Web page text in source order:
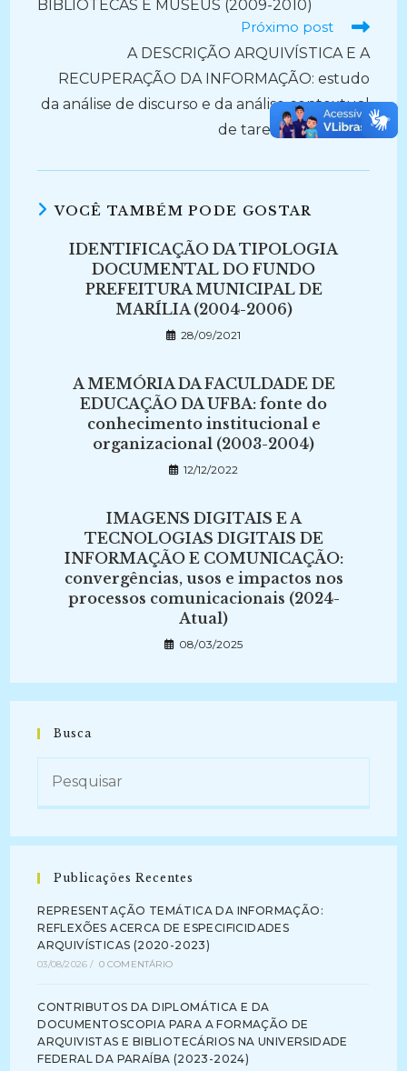
BIBLIOTECAS E MUSEUS (2009-2010)
Próximo post
A DESCRIÇÃO ARQUIVÍSTICA E A
RECUPERAÇÃO DA INFORMAÇÃO: estudo
da análise de discurso e da análise contextual
de tarefa (2015-2019)
VOCÊ TAMBÉM PODE GOSTAR
IDENTIFICAÇÃO DA TIPOLOGIA
DOCUMENTAL DO FUNDO
PREFEITURA MUNICIPAL DE
MARÍLIA (2004-2006)
28/09/2021
A MEMÓRIA DA FACULDADE DE
EDUCAÇÃO DA UFBA: fonte do
conhecimento institucional e
organizacional (2003-2004)
12/12/2022
IMAGENS DIGITAIS E A
TECNOLOGIAS DIGITAIS DE
INFORMAÇÃO E COMUNICAÇÃO:
convergências, usos e impactos nos
processos comunicacionais (2024-
Atual)
08/03/2025
Busca
Publicações Recentes
REPRESENTAÇÃO TEMÁTICA DA INFORMAÇÃO:
REFLEXÕES ACERCA DE ESPECIFICIDADES
ARQUIVÍSTICAS (2020-2023)
03/08/2026 / 0 COMENTÁRIO
CONTRIBUTOS DA DIPLOMÁTICA E DA
DOCUMENTOSCOPIA PARA A FORMAÇÃO DE
ARQUIVISTAS E BIBLIOTECÁRIOS NA UNIVERSIDADE
FEDERAL DA PARAÍBA (2023-2024)